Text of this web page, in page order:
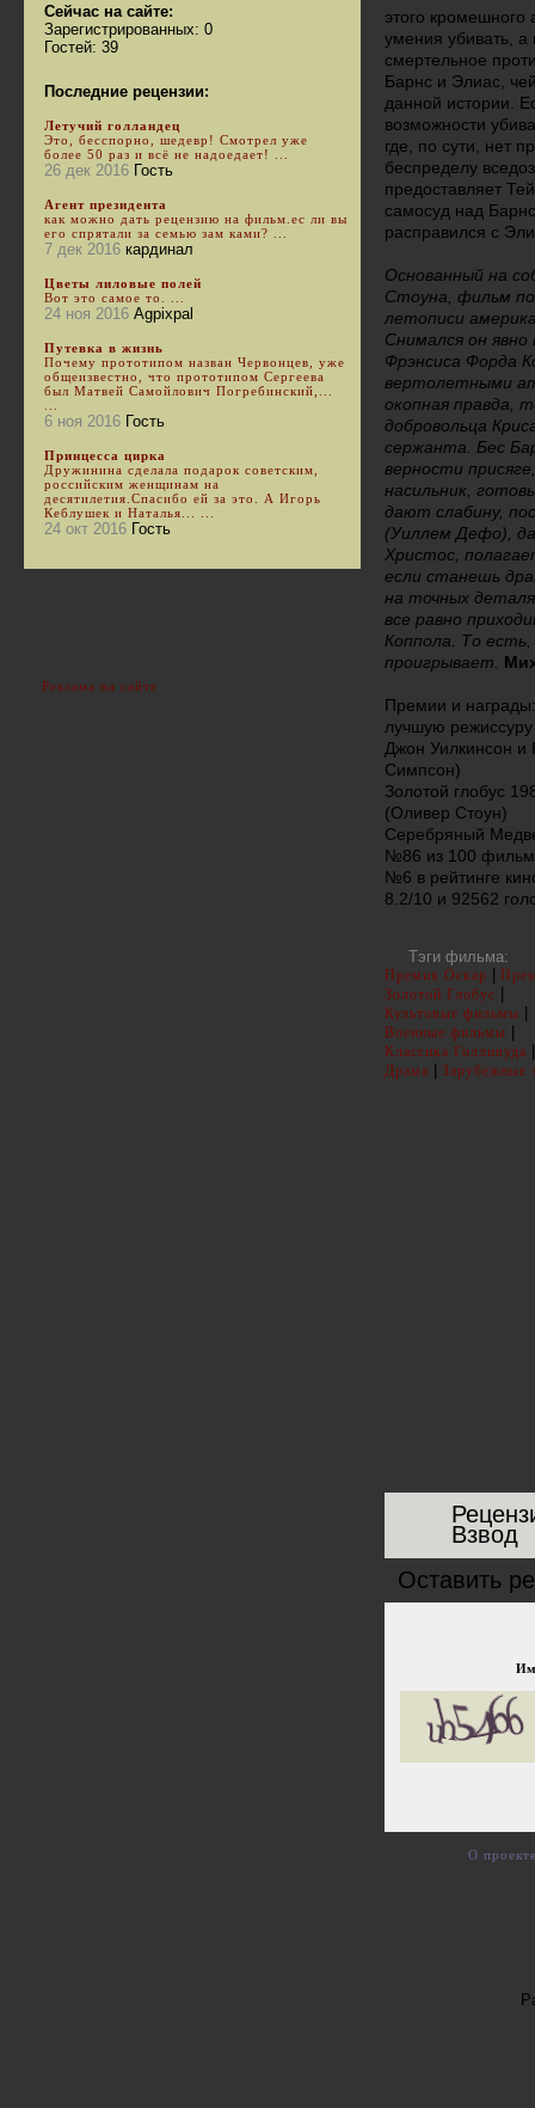
этого
умения убивать,
смертельное
Барнс и Элиас,
данной истории.
возможности
где, по сути, нет
беспределу
предоставляет
самосуд над
расправился с
Основанный на
Стоуна, фильм
летописи
Снимался он явно
Фрэнсиса Форда
вертолетными
окопная правда,
добровольца
сержанта. Бес
верности
насильник,
дают слабину,
(Уиллем Дефо),
Христос,
если станешь
на точных
все равно
Коппола. То
проигрывает.
Премии и
лучшую
Джон Уилкинсон и
Симпсон)
Золотой глобус
(Оливер Стоун)
Серебряный
№86 из 100
№6 в рейтинге
8.2/10 и 92562
Тэги фильма:
Премия Оскар |
Золотой Глобус |
Культовые фильмы |
Военные фильмы |
Классика Голливуда |
Драма | Зарубежные
Взвод
Оставить
Сейчас на сайте:
Зарегистрированных: 0
Гостей: 39
Последние рецензии:
Летучий голландец
Это, бесспорно, шедевр! Смотрел уже
более 50 раз и всё не надоедает! ...
26 дек 2016 Гость
Агент президента
как можно дать рецензию на фильм.ес ли вы
его спрятали за семью зам ками? ...
7 дек 2016 кардинал
Цветы лиловые полей
Вот это самое то. ...
24 ноя 2016 Agpixpal
Путевка в жизнь
Почему прототипом назван Червонцев, уже
общеизвестно, что прототипом Сергеева
был Матвей Самойлович Погребинский,...
6 ноя 2016 Гость
Принцесса цирка
Дружинина сделала подарок советским,
российским женщинам на
десятилетия.Спасибо ей за это. А Игорь
Кеблушек и Наталья... ...
24 окт 2016 Гость
Реклама на сайте
О